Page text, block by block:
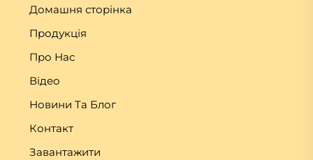
Домашня сторінка
Продукція
Про Нас
Відео
Новини Та Блог
Контакт
Завантажити